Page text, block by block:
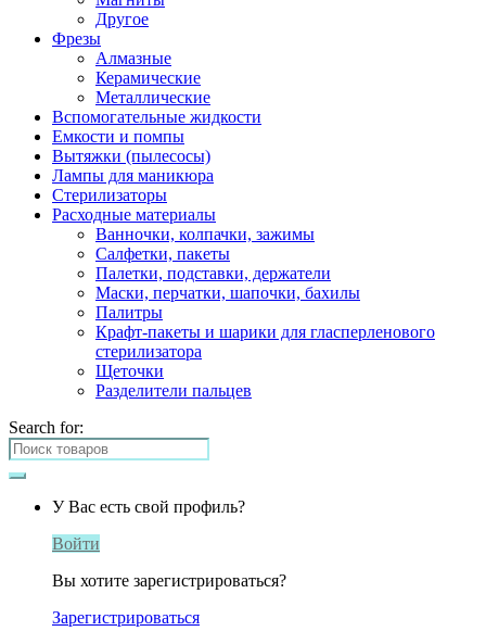
Другое
Фрезы
Алмазные
Керамические
Металлические
Вспомогательные жидкости
Емкости и помпы
Вытяжки (пылесосы)
Лампы для маникюра
Стерилизаторы
Расходные материалы
Ванночки, колпачки, зажимы
Салфетки, пакеты
Палетки, подставки, держатели
Маски, перчатки, шапочки, бахилы
Палитры
Крафт-пакеты и шарики для гласперленового
стерилизатора
Щеточки
Разделители пальцев
Search for:
У Вас есть свой профиль?
Войти
Вы хотите зарегистрироваться?
Зарегистрироваться